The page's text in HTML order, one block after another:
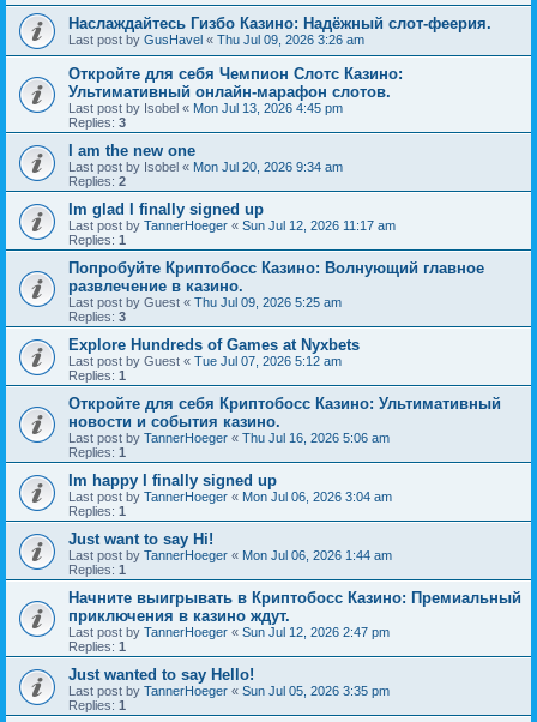
Наслаждайтесь Гизбо Казино: Надёжный слот-феерия.
Last post by GusHavel « Thu Jul 09, 2026 3:26 am
Откройте для себя Чемпион Слотс Казино:
Ультимативный онлайн-марафон слотов.
Last post by Isobel « Mon Jul 13, 2026 4:45 pm
Replies: 3
I am the new one
Last post by Isobel « Mon Jul 20, 2026 9:34 am
Replies: 2
Im glad I finally signed up
Last post by TannerHoeger « Sun Jul 12, 2026 11:17 am
Replies: 1
Попробуйте Криптобосс Казино: Волнующий главное
развлечение в казино.
Last post by Guest « Thu Jul 09, 2026 5:25 am
Replies: 3
Explore Hundreds of Games at Nyxbets
Last post by Guest « Tue Jul 07, 2026 5:12 am
Replies: 1
Откройте для себя Криптобосс Казино: Ультимативный
новости и события казино.
Last post by TannerHoeger « Thu Jul 16, 2026 5:06 am
Replies: 1
Im happy I finally signed up
Last post by TannerHoeger « Mon Jul 06, 2026 3:04 am
Replies: 1
Just want to say Hi!
Last post by TannerHoeger « Mon Jul 06, 2026 1:44 am
Replies: 1
Начните выигрывать в Криптобосс Казино: Премиальный
приключения в казино ждут.
Last post by TannerHoeger « Sun Jul 12, 2026 2:47 pm
Replies: 1
Just wanted to say Hello!
Last post by TannerHoeger « Sun Jul 05, 2026 3:35 pm
Replies: 1